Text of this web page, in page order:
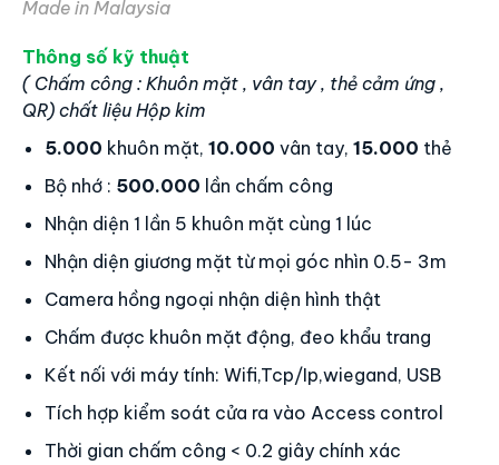
chính xác gấp đôi các công nghệ khác
Công nghệ chống ngược sáng WDR giúp máy
chấm công trong mọi điều kiện ánh sáng
Liên hệ